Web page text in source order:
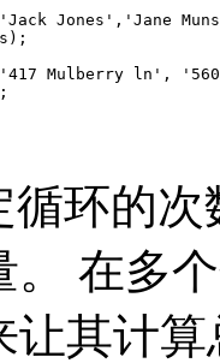
Jones','Jane
'417 Mulberry ln',
循环的
。 在多
让其计